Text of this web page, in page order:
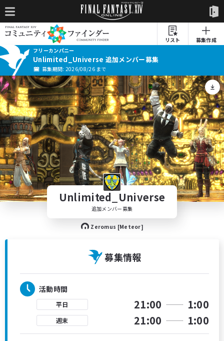
リスト
募集作成
フリーカンパニー
Unlimited_Universe 追加メンバー募集
募集期間: 2026/08/26 まで
Unlimited_Universe
追加メンバー募集
Zeromus [Meteor]
募集情報
活動時間
平日 21:00 1:00
週末 21:00 1:00